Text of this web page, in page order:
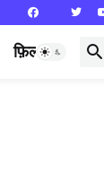
फ़िल्मी दुनिया